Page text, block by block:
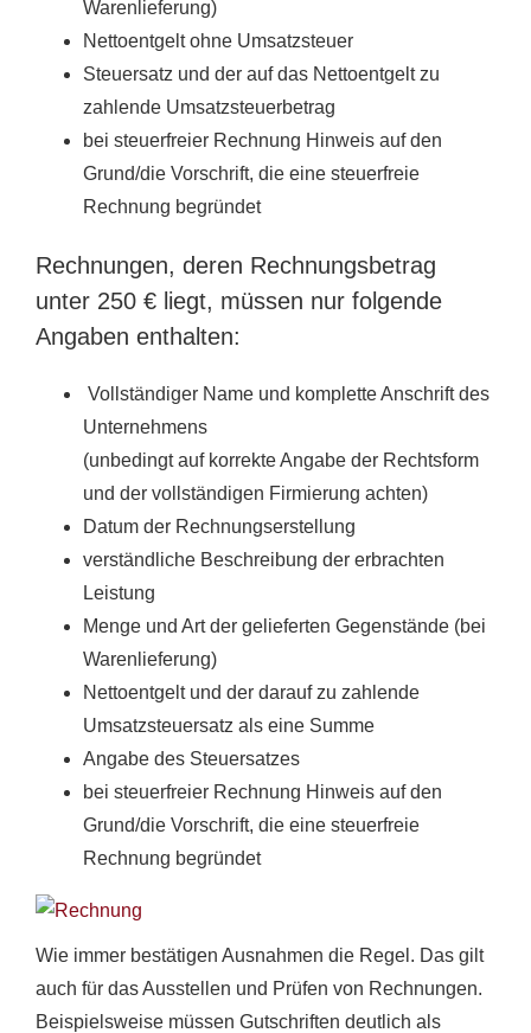
Warenlieferung)
Nettoentgelt ohne Umsatzsteuer
Steuersatz und der auf das Nettoentgelt zu
zahlende Umsatzsteuerbetrag
bei steuerfreier Rechnung Hinweis auf den
Grund/die Vorschrift, die eine steuerfreie
Rechnung begründet
Rechnungen, deren Rechnungsbetrag
unter 250 € liegt, müssen nur folgende
Angaben enthalten:
Vollständiger Name und komplette Anschrift des
Unternehmens
(unbedingt auf korrekte Angabe der Rechtsform
und der vollständigen Firmierung achten)
Datum der Rechnungserstellung
verständliche Beschreibung der erbrachten
Leistung
Menge und Art der gelieferten Gegenstände (bei
Warenlieferung)
Nettoentgelt und der darauf zu zahlende
Umsatzsteuersatz als eine Summe
Angabe des Steuersatzes
bei steuerfreier Rechnung Hinweis auf den
Grund/die Vorschrift, die eine steuerfreie
Rechnung begründet
Wie immer bestätigen Ausnahmen die Regel. Das gilt
auch für das Ausstellen und Prüfen von Rechnungen.
Beispielsweise müssen Gutschriften deutlich als